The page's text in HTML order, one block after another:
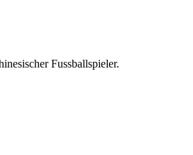
Fussballspieler.